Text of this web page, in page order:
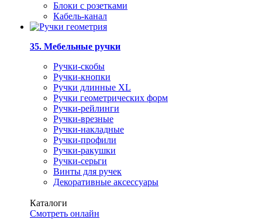
Блоки с розетками
Кабель-канал
35. Мебельные ручки
Ручки-скобы
Ручки-кнопки
Ручки длинные XL
Ручки геометрических форм
Ручки-рейлинги
Ручки-врезные
Ручки-накладные
Ручки-профили
Ручки-ракушки
Ручки-серьги
Винты для ручек
Декоративные аксессуары
Каталоги
Смотреть онлайн